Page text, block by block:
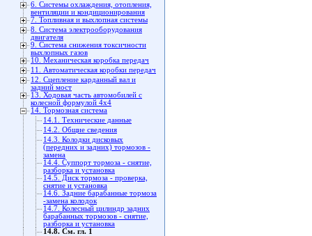
6. Системы охлаждения, отопления,
вентиляции и кондиционирования
7. Топливная и выхлопная системы
8. Система электрооборудования
двигателя
9. Система снижения токсичности
выхлопных газов
10. Механическая коробка передач
11. Автоматическая коробки передач
12. Сцепление карданный вал и
задний мост
13. Ходовая часть автомобилей с
колесной формулой 4x4
14. Тормозная система
14.1. Технические данные
14.2. Общие сведения
14.3. Колодки дисковых
(передних и задних) тормозов -
замена
14.4. Суппорт тормоза - снятие,
разборка и установка
14.5. Диск тормоза - проверка,
снятие и установка
14.6. Задние барабанные тормоза
-замена колодок
14.7. Колесный цилиндр задних
барабанных тормозов - снятие,
разборка и установка
14.8. См. гл. 1